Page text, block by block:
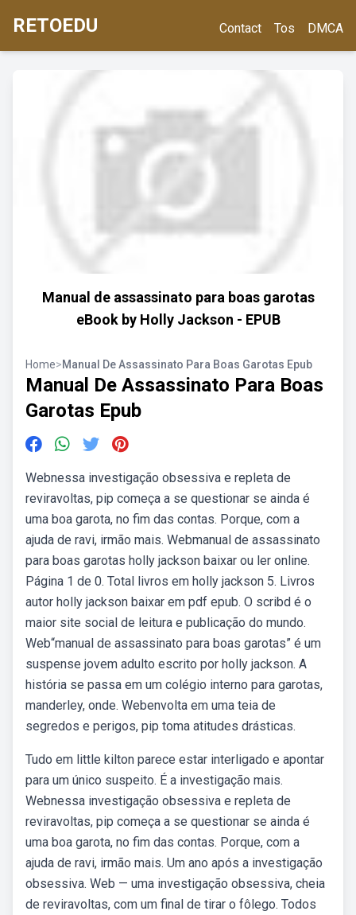
RETOEDU Contact Tos DMCA
Manual de assassinato para boas garotas
eBook by Holly Jackson - EPUB
Home>Manual De Assassinato Para Boas Garotas Epub
Manual De Assassinato Para Boas
Garotas Epub
Webnessa investigação obsessiva e repleta de
reviravoltas, pip começa a se questionar se ainda é
uma boa garota, no fim das contas. Porque, com a
ajuda de ravi, irmão mais. Webmanual de assassinato
para boas garotas holly jackson baixar ou ler online.
Página 1 de 0. Total livros em holly jackson 5. Livros
autor holly jackson baixar em pdf epub. O scribd é o
maior site social de leitura e publicação do mundo.
Web“manual de assassinato para boas garotas” é um
suspense jovem adulto escrito por holly jackson. A
história se passa em um colégio interno para garotas,
manderley, onde. Webenvolta em uma teia de
segredos e perigos, pip toma atitudes drásticas.
Tudo em little kilton parece estar interligado e apontar
para um único suspeito. É a investigação mais.
Webnessa investigação obsessiva e repleta de
reviravoltas, pip começa a se questionar se ainda é
uma boa garota, no fim das contas. Porque, com a
ajuda de ravi, irmão mais. Um ano após a investigação
obsessiva. Web — uma investigação obsessiva, cheia
de reviravoltas, com um final de tirar o fôlego. Todos